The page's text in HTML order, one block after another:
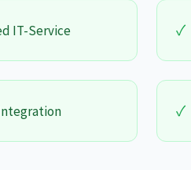
IT-Service ✓
✓